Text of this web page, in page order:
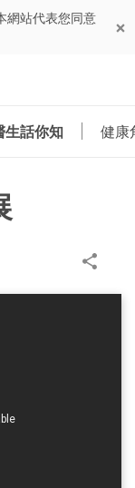
網站代表您同意
生話你知 健康